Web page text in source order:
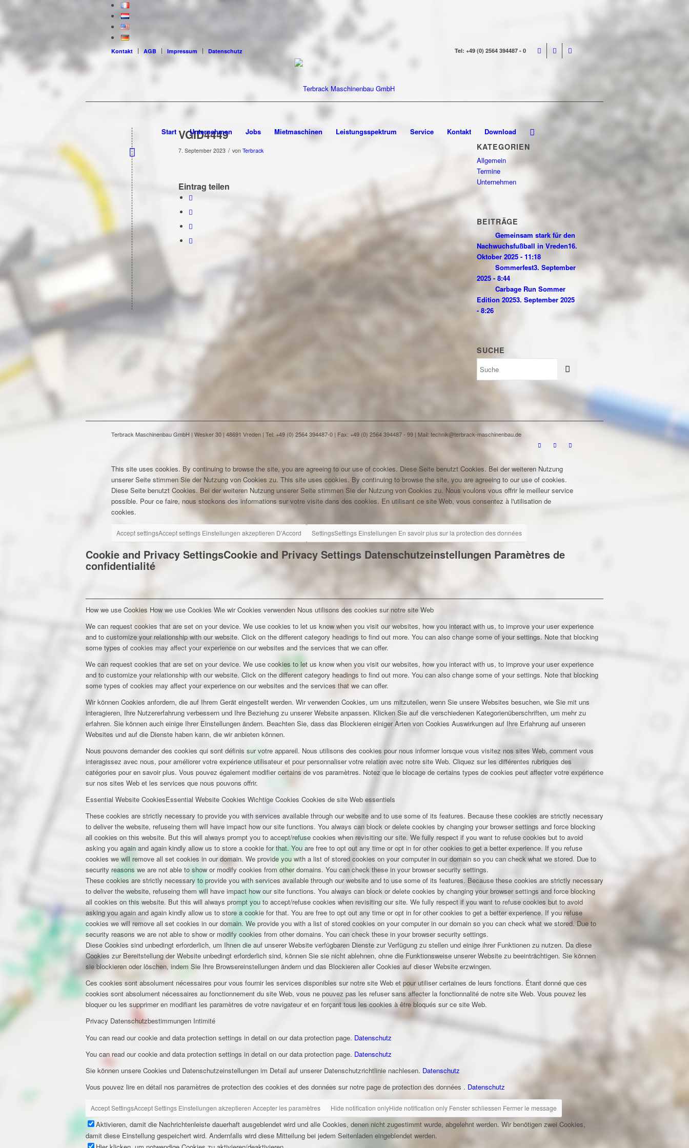
Kontakt AGB Impressum Datenschutz Tel: +49 (0) 2564 394487 - 0
Start Unternehmen Jobs Mietmaschinen Leistungsspektrum Service Kontakt Download
VGID4449
7. September 2023 / von Terbrack
Eintrag teilen
KATEGORIEN
Allgemein
Termine
Unternehmen
BEITRÄGE
Gemeinsam stark für den
Nachwuchsfußball in Vreden16.
Oktober 2025 - 11:18
Sommerfest3. September
2025 - 8:44
Carbage Run Sommer
Edition 20253. September 2025
- 8:26
SUCHE
Terbrack Maschinenbau GmbH | Wesker 30 | 48691 Vreden | Tel: +49 (0) 2564 394487-0 | Fax: +49 (0) 2564 394487 - 99 | Mail: technik@terbrack-maschinenbau.de
This site uses cookies. By continuing to browse the site, you are agreeing to our use of cookies. Diese Seite benutzt Cookies. Bei der weiteren Nutzung
unserer Seite stimmen Sie der Nutzung von Cookies zu. This site uses cookies. By continuing to browse the site, you are agreeing to our use of cookies.
Diese Seite benutzt Cookies. Bei der weiteren Nutzung unserer Seite stimmen Sie der Nutzung von Cookies zu. Nous voulons vous offrir le meilleur service
possible. Pour ce faire, nous stockons des informations sur votre visite dans des cookies. En utilisant ce site Web, vous consentez à l'utilisation de
cookies.
Accept settingsAccept settings Einstellungen akzeptieren D'Accord SettingsSettings Einstellungen En savoir plus sur la protection des données
Cookie and Privacy SettingsCookie and Privacy Settings Datenschutzeinstellungen Paramètres de
confidentialité
How we use Cookies How we use Cookies Wie wir Cookies verwenden Nous utilisons des cookies sur notre site Web
We can request cookies that are set on your device. We use cookies to let us know when you visit our websites, how you interact with us, to improve your user experience
and to customize your relationship with our website. Click on the different category headings to find out more. You can also change some of your settings. Note that blocking
some types of cookies may affect your experience on our websites and the services that we can offer.
We can request cookies that are set on your device. We use cookies to let us know when you visit our websites, how you interact with us, to improve your user experience
and to customize your relationship with our website. Click on the different category headings to find out more. You can also change some of your settings. Note that blocking
some types of cookies may affect your experience on our websites and the services that we can offer.
Wir können Cookies anfordern, die auf Ihrem Gerät eingestellt werden. Wir verwenden Cookies, um uns mitzuteilen, wenn Sie unsere Websites besuchen, wie Sie mit uns
interagieren, Ihre Nutzererfahrung verbessern und Ihre Beziehung zu unserer Website anpassen. Klicken Sie auf die verschiedenen Kategorienüberschriften, um mehr zu
erfahren. Sie können auch einige Ihrer Einstellungen ändern. Beachten Sie, dass das Blockieren einiger Arten von Cookies Auswirkungen auf Ihre Erfahrung auf unseren
Websites und auf die Dienste haben kann, die wir anbieten können.
Nous pouvons demander des cookies qui sont définis sur votre appareil. Nous utilisons des cookies pour nous informer lorsque vous visitez nos sites Web, comment vous
interagissez avec nous, pour améliorer votre expérience utilisateur et pour personnaliser votre relation avec notre site Web. Cliquez sur les différentes rubriques des
catégories pour en savoir plus. Vous pouvez également modifier certains de vos paramètres. Notez que le blocage de certains types de cookies peut affecter votre expérience
sur nos sites Web et les services que nous pouvons offrir.
Essential Website CookiesEssential Website Cookies Wichtige Cookies Cookies de site Web essentiels
These cookies are strictly necessary to provide you with services available through our website and to use some of its features. Because these cookies are strictly necessary
to deliver the website, refuseing them will have impact how our site functions. You always can block or delete cookies by changing your browser settings and force blocking
all cookies on this website. But this will always prompt you to accept/refuse cookies when revisiting our site. We fully respect if you want to refuse cookies but to avoid
asking you again and again kindly allow us to store a cookie for that. You are free to opt out any time or opt in for other cookies to get a better experience. If you refuse
cookies we will remove all set cookies in our domain. We provide you with a list of stored cookies on your computer in our domain so you can check what we stored. Due to
security reasons we are not able to show or modify cookies from other domains. You can check these in your browser security settings.
These cookies are strictly necessary to provide you with services available through our website and to use some of its features. Because these cookies are strictly necessary
to deliver the website, refuseing them will have impact how our site functions. You always can block or delete cookies by changing your browser settings and force blocking
all cookies on this website. But this will always prompt you to accept/refuse cookies when revisiting our site. We fully respect if you want to refuse cookies but to avoid
asking you again and again kindly allow us to store a cookie for that. You are free to opt out any time or opt in for other cookies to get a better experience. If you refuse
cookies we will remove all set cookies in our domain. We provide you with a list of stored cookies on your computer in our domain so you can check what we stored. Due to
security reasons we are not able to show or modify cookies from other domains. You can check these in your browser security settings.
Diese Cookies sind unbedingt erforderlich, um Ihnen die auf unserer Website verfügbaren Dienste zur Verfügung zu stellen und einige ihrer Funktionen zu nutzen. Da diese
Cookies zur Bereitstellung der Website unbedingt erforderlich sind, können Sie sie nicht ablehnen, ohne die Funktionsweise unserer Website zu beeinträchtigen. Sie können
sie blockieren oder löschen, indem Sie Ihre Browsereinstellungen ändern und das Blockieren aller Cookies auf dieser Website erzwingen.
Ces cookies sont absolument nécessaires pour vous fournir les services disponibles sur notre site Web et pour utiliser certaines de leurs fonctions. Étant donné que ces
cookies sont absolument nécessaires au fonctionnement du site Web, vous ne pouvez pas les refuser sans affecter la fonctionnalité de notre site Web. Vous pouvez les
bloquer ou les supprimer en modifiant les paramètres de votre navigateur et en forçant tous les cookies à être bloqués sur ce site Web.
Privacy Datenschutzbestimmungen Intimité
You can read our cookie and data protection settings in detail on our data protection page. Datenschutz
You can read our cookie and data protection settings in detail on our data protection page. Datenschutz
Sie können unsere Cookies und Datenschutzeinstellungen im Detail auf unserer Datenschutzrichtlinie nachlesen. Datenschutz
Vous pouvez lire en détail nos paramètres de protection des cookies et des données sur notre page de protection des données . Datenschutz
Accept SettingsAccept Settings Einstellungen akzeptieren Accepter les paramètres Hide notification onlyHide notification only Fenster schliessen Fermer le message
Aktivieren, damit die Nachrichtenleiste dauerhaft ausgeblendet wird und alle Cookies, denen nicht zugestimmt wurde, abgelehnt werden. Wir benötigen zwei Cookies,
damit diese Einstellung gespeichert wird. Andernfalls wird diese Mitteilung bei jedem Seitenladen eingeblendet werden.